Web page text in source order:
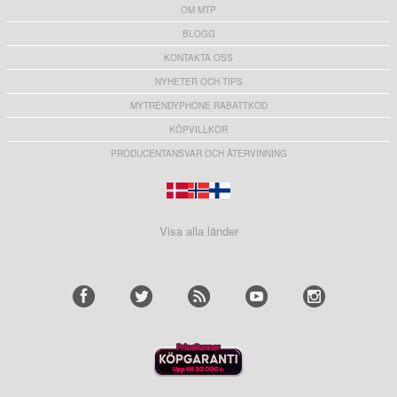
OM MTP
BLOGG
KONTAKTA OSS
NYHETER OCH TIPS
MYTRENDYPHONE RABATTKOD
KÖPVILLKOR
PRODUCENTANSVAR OCH ÅTERVINNING
Visa alla länder